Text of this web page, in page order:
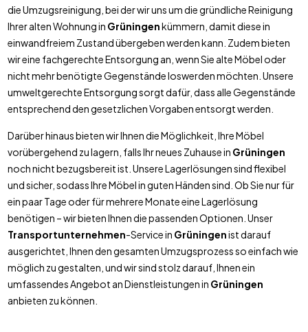
die Umzugsreinigung, bei der wir uns um die gründliche Reinigung
Ihrer alten Wohnung in Grüningenkümmern, damit diese in
einwandfreiem Zustand übergeben werden kann. Zudem bieten
wir eine fachgerechte Entsorgung an, wenn Sie alte Möbel oder
nicht mehr benötigte Gegenstände loswerden möchten. Unsere
umweltgerechte Entsorgung sorgt dafür, dass alle Gegenstände
entsprechend den gesetzlichen Vorgaben entsorgt werden.
Darüber hinaus bieten wir Ihnen die Möglichkeit, Ihre Möbel
vorübergehend zu lagern, falls Ihr neues Zuhause in Grüningen
noch nicht bezugsbereit ist. Unsere Lagerlösungen sind flexibel
und sicher, sodass Ihre Möbel in guten Händen sind. Ob Sie nur für
ein paar Tage oder für mehrere Monate eine Lagerlösung
benötigen – wir bieten Ihnen die passenden Optionen. Unser
Transportunternehmen-Service in Grüningenist darauf
ausgerichtet, Ihnen den gesamten Umzugsprozess so einfach wie
möglich zu gestalten, und wir sind stolz darauf, Ihnen ein
umfassendes Angebot an Dienstleistungen in Grüningen
anbieten zu können.